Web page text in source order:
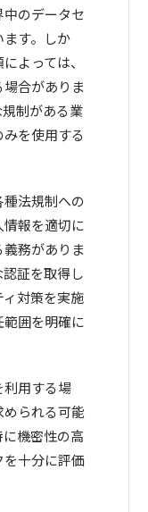
のデータセ
す。しか
よっては、
合がありま
制がある業
を使用する
法規制への
報を適切に
務がありま
証を取得し
対策を実施
囲を明確に
利用する場
られる可能
機密性の高
を十分に評価